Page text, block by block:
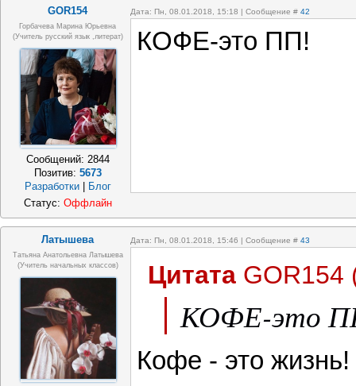
GOR154 Дата: Пн, 08.01.2018, 15:18 | Сообщение # 42
Горбачева Марина Юрьевна
(учитель русский язык ,литерат)
Сообщений: 2844
Позитив: 5673
Разработки
Блог
КОФЕ-это ПП!
Статус: Оффлайн
Латышева Дата: Пн, 08.01.2018, 15:46 | Сообщение # 43
Татьяна Анатольевна Латышева
(учитель начальных классов)
Цитата GOR154
КОФЕ-это
Кофе - это жизнь!